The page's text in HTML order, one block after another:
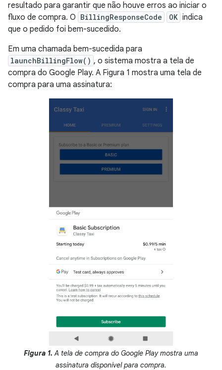
resultado para garantir que não houve erros ao iniciar o
fluxo de compra. O BillingResponseCode OK indica
que o pedido foi bem-sucedido.
Em uma chamada bem-sucedida para
launchBillingFlow() , o sistema mostra a tela de
compra do Google Play. A Figura 1 mostra uma tela de
compra para uma assinatura:
Figura 1. A tela de compra do Google Play mostra uma
assinatura disponível para compra.